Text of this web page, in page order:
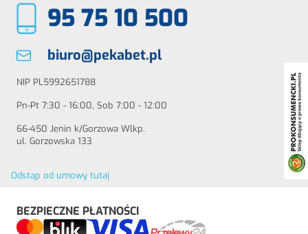
95 75 10 500
biuro@pekabet.pl
NIP PL5992651788
Pn-Pt 7:30 - 16:00, Sob 7:00 - 12:00
66-450 Jenin k/Gorzowa Wlkp.
ul. Gorzowska 133
Odstąp od umowy tutaj
BEZPIECZNE PŁATNOŚCI